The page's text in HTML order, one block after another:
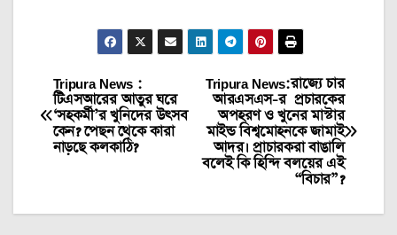
Post
navigation
Tripura News:রাজ্যে চার
আরএসএস-র প্রচারকের
অপহরণ ও খুনের মাস্টার
মাইন্ড বিশ্বমোহনকে জামাই
আদর। প্রাচারকরা বাঙালি
বলেই কি হিন্দি বলয়ের এই
“বিচার”?
Tripura News :
টিএসআরের আতুর ঘরে
‘সহকর্মী’র খুনিদের উৎসব
কেন? পেছন থেকে কারা
নাড়ছে কলকাঠি?